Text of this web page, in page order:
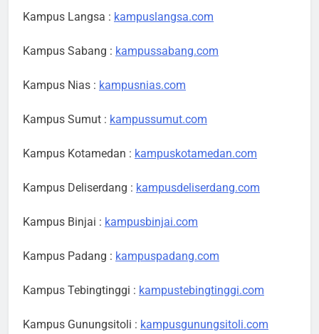
Kampus Langsa : kampuslangsa.com
Kampus Sabang : kampussabang.com
Kampus Nias : kampusnias.com
Kampus Sumut : kampussumut.com
Kampus Kotamedan : kampuskotamedan.com
Kampus Deliserdang : kampusdeliserdang.com
Kampus Binjai : kampusbinjai.com
Kampus Padang : kampuspadang.com
Kampus Tebingtinggi : kampustebingtinggi.com
Kampus Gunungsitoli : kampusgunungsitoli.com